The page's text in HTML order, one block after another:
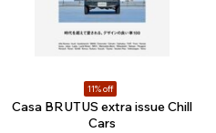
11% off
Casa BRUTUS extra issue Chill
Cars